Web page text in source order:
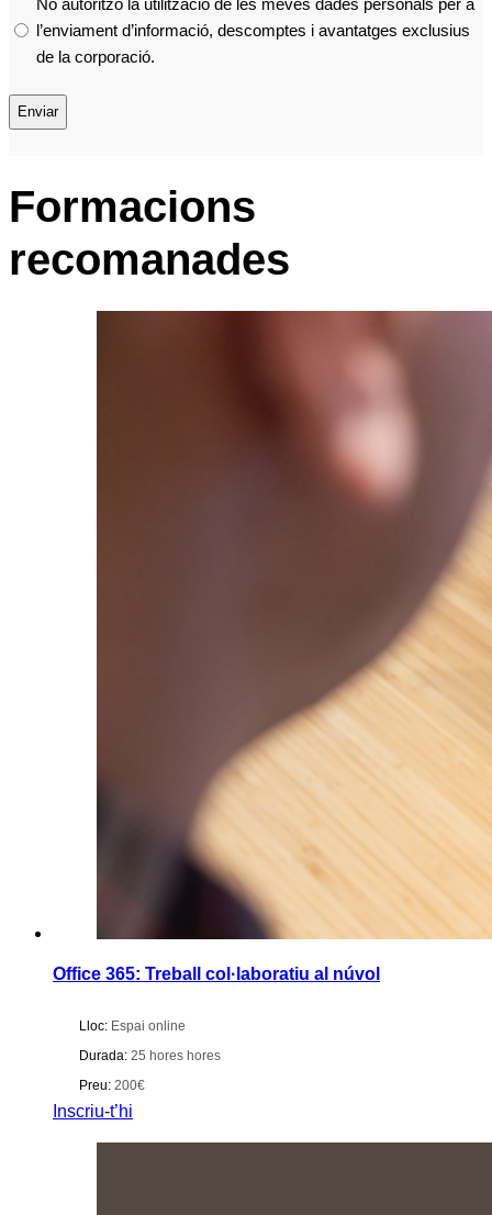
l’enviament d’informació, descomptes i avantatges exclusius
de la corporació.
Formacions
recomanades
Office 365: Treball col·laboratiu al núvol
Lloc: Espai online
Durada: 25 hores hores
Preu: 200€
Inscriu-t’hi